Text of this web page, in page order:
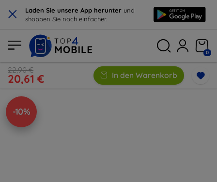
× Laden Sie unsere App herunter und
shoppen Sie noch einfacher.
0
22,90 €
20,61 € In den Warenkorb
-10%